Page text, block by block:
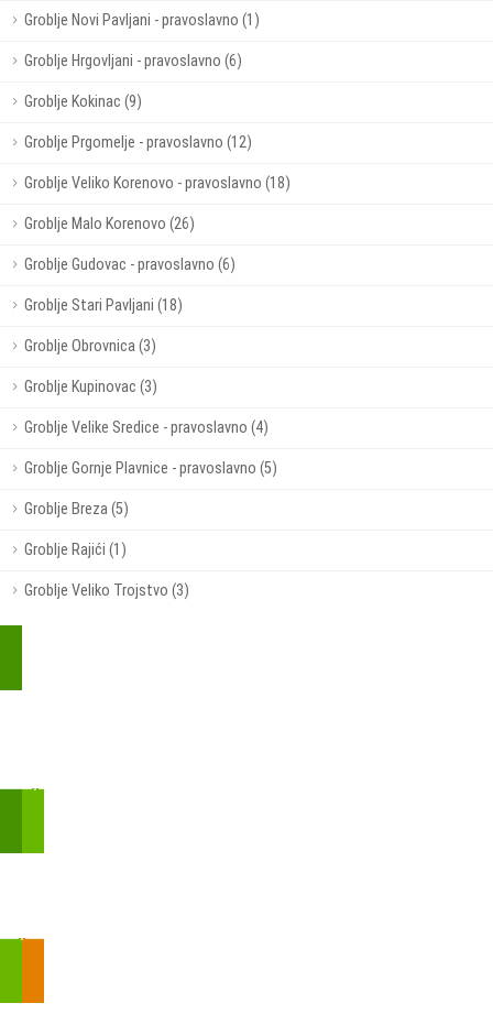
Groblje Novi Pavljani - pravoslavno (1)
Groblje Hrgovljani - pravoslavno (6)
Groblje Kokinac (9)
Groblje Prgomelje - pravoslavno (12)
Groblje Veliko Korenovo - pravoslavno (18)
Groblje Malo Korenovo (26)
Groblje Gudovac - pravoslavno (6)
Groblje Stari Pavljani (18)
Groblje Obrovnica (3)
Groblje Kupinovac (3)
Groblje Velike Sredice - pravoslavno (4)
Groblje Gornje Plavnice - pravoslavno (5)
Groblje Breza (5)
Groblje Rajići (1)
Groblje Veliko Trojstvo (3)